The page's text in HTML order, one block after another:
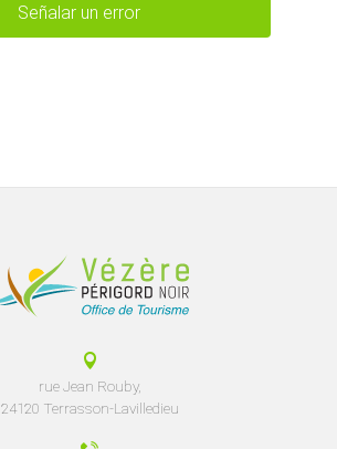
Señalar un error
rue Jean Rouby,
24120 Terrasson-Lavilledieu